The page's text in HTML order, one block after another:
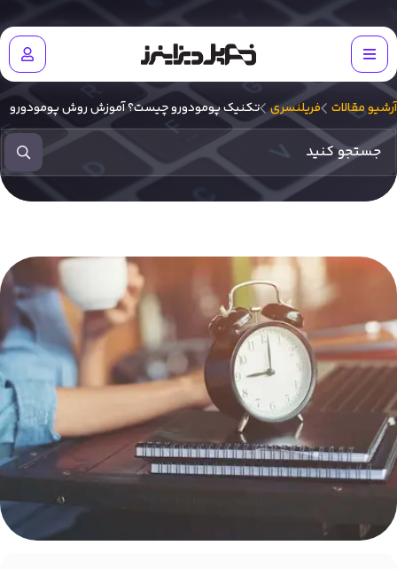
آرشیو مقالات فریلنسری تکنیک پومودورو چیست؟ آموزش روش پومودورو